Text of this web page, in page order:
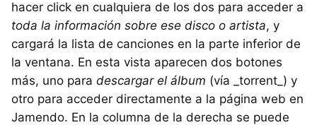
hacer click en cualquiera de los dos para acceder a
toda la información sobre ese disco o artista, y
cargará la lista de canciones en la parte inferior de
la ventana. En esta vista aparecen dos botones
más, uno para descargar el álbum (vía _torrent_) y
otro para acceder directamente a la página web en
Jamendo. En la columna de la derecha se puede